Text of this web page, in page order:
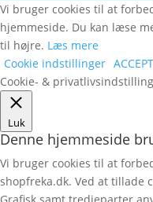
Vi bruger cookies til at
hjemmeside. Du kan læse
til højre. Læs mere
Cookie indstillinger
Cookie- &
Luk
Denne hjemmeside
Vi bruger cookies til at
shopfreka.dk. Ved at tillade
Grafisk samt tredjeparter